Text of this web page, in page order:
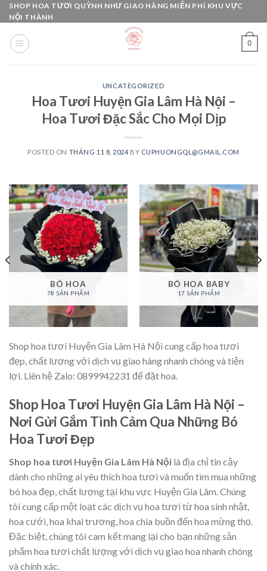
Skip
to
content
SHOP HOA TƯƠI QUỲNH NHƯ GIAO HÀNG MIỄN PHÍ KHU VỰC
NỘI THÀNH
0
UNCATEGORIZED
Hoa Tươi Huyện Gia Lâm Hà Nội –
Hoa Tươi Đặc Sắc Cho Mọi Dịp
POSTED ON THÁNG 11 8, 2024 BY CUPHUONGQL@GMAIL.COM
BÓ HOA
78 SẢN PHẨM
BÓ HOA BABY
17 SẢN PHẨM
Shop hoa tươi Huyện Gia Lâm Hà Nội cung cấp hoa tươi
đẹp, chất lượng với dịch vụ giao hàng nhanh chóng và tiện
lợi. Liên hệ Zalo: 0899942231 để đặt hoa.
Shop Hoa Tươi Huyện Gia Lâm Hà Nội –
Nơi Gửi Gắm Tình Cảm Qua Những Bó
Hoa Tươi Đẹp
Shop hoa tươi Huyện Gia Lâm Hà Nội là địa chỉ tin cậy
dành cho những ai yêu thích hoa tươi và muốn tìm mua những
bó hoa đẹp, chất lượng tại khu vực Huyện Gia Lâm. Chúng
tôi cung cấp một loạt các dịch vụ hoa tươi từ hoa sinh nhật,
hoa cưới, hoa khai trương, hoa chia buồn đến hoa mừng thọ.
Đặc biệt, chúng tôi cam kết mang lại cho bạn những sản
phẩm hoa tươi chất lượng với dịch vụ giao hoa nhanh chóng
và chính xác.